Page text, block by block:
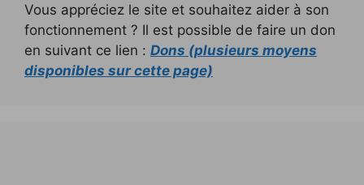
Vous appréciez le site et souhaitez aider à son
fonctionnement ? Il est possible de faire un don
en suivant ce lien : Dons (plusieurs moyens
disponibles sur cette page)